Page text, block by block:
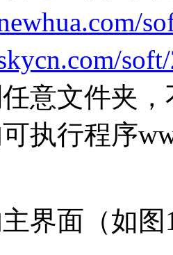
意文件夹
执行程序
界面（如图